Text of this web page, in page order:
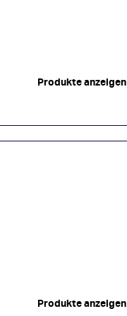
Produkte anzeigen
Produkte anzeigen